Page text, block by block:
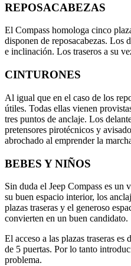
REPOSACABEZAS
El Compass homologa cinco
disponen de reposacabezas. Los
e inclinación. Los traseros a su
CINTURONES
Al igual que en el caso de los
útiles. Todas ellas vienen
tres puntos de anclaje. Los
pretensores pirotécnicos y
abrochado al emprender la
BEBES Y NIÑOS
Sin duda el Jeep Compass es un
su buen espacio interior, los
plazas traseras y el generoso
convierten en un buen candidato.
El acceso a las plazas traseras
de 5 puertas. Por lo tanto
problema.